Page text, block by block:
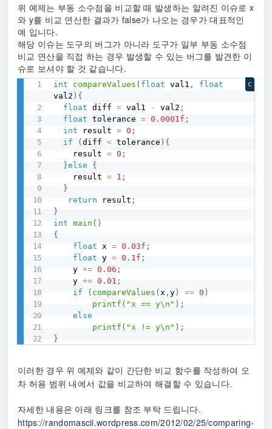
위 예제는 부동 소수점을 비교할 때 발생하는 알려진 이슈로 x
와 y를 비교 연산한 결과가 false가 나오는 경우가 대표적인
예 입니다.
해당 이슈는 도구의 버그가 아니라 도구가 일부 부동 소수점
비교 연산을 직접 하는 경우 발생할 수 있는 버그를 발견한 이
슈로 보셔야 할 것 같습니다.
int compareValues ( float val1 ,
float
val2 ) {
float diff = val1 - val2 ;
float tolerance = 0.0001f ;
int result = 0 ;
if
(diff < tolerance ) {
    result
= 0 ;
}else
{
    result
= 1 ;
}
return result ;
}
int
main ( )
{
float x = 0.03f ;
float y = 0.1f ;
    y
+= 0.06 ;
    y
+= 0.01 ;
if
( compareValues (x ,y ) == 0 )
printf ( "x == y\n" ) ;
else
printf ( "x != y\n" ) ;
}
C
이러한 경우 위 예제와 같이 간단한 비교 함수를 작성하여 오
차 허용 범위 내에서 값을 비교하여 해결할 수 있습니다.
자세한 내용은 아래 링크를 참조 부탁 드립니다.
https://randomascii.wordpress.com/2012/02/25/comparing-